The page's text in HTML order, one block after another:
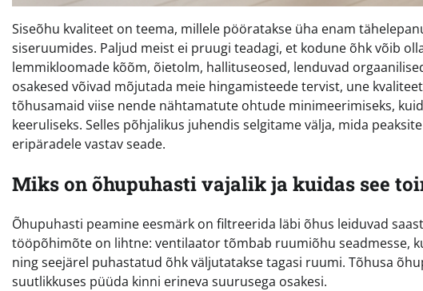
Siseõhu kvaliteet on teema, millele pööratakse üha enam
siseruumides. Paljud meist ei pruugi teadagi, et kodune õhk võib
lemmikloomade kõõm, õietolm, hallituseosed, lenduvad
osakesed võivad mõjutada meie hingamisteede tervist, une
tõhusamaid viise nende nähtamatute ohtude minimeerimiseks,
keeruliseks. Selles põhjalikus juhendis selgitame välja, mida
eripäradele vastav seade.
Miks on õhupuhasti vajalik ja kuidas see
Õhupuhasti peamine eesmärk on filtreerida läbi õhus leiduvad
tööpõhimõte on lihtne: ventilaator tõmbab ruumiõhu seadmesse,
ning seejärel puhastatud õhk väljutatakse tagasi ruumi. Tõhusa
suutlikkuses püüda kinni erineva suurusega osakesi.